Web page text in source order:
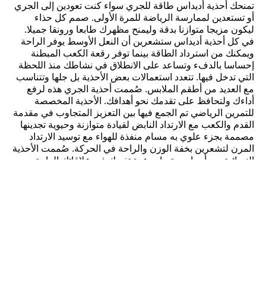
تمنحك أحذية أديداس طاقة للجري سواء كنت تعودين إلى الجري
أو تستعدين لممارسة الرياضة للمرة الأولى. صمم كل حذاء
ليكون مزيجا متوازنا بدقة وليمنح مظهرك طابعا ورونقا جميلا.
في كل أحذية أديداس ستشعرين أن النعل الأوسط يوفر الراحة
ويمكنك من استرداد الطاقة بينما توفر رقعة الكعب المبطنة
إحساسا بالدفء وتساعد على الانطلاق في نشاطك منذ اللحظة
التي تدخل فيها. تتعدد استعمالات بعض الأحذية بل جلها وتتناسب
مع العديد من أطقم الملابس. صُممت أحذية الجري هذه لرفع
أداءك ولتحافظ على تقدمك نحو أهدافك. الأحذية المخصصة
للتمرين الرياضي تم الجمع فيها بين التعزيز المتجاوب في مقدمة
القدم والكعب مع الارتداد النابض لقيادة متوازنة وحيوية تجدينها
مصممة بجزء علوي به مسام منفذة للهواء مع توسيد الارتداد
المرن لتشعرين بخفة الوزن والراحة في الحركة. صُممت الأحذية
النسائية من أديداس بتيمات عدة تفيدك في علاقاتك العامة